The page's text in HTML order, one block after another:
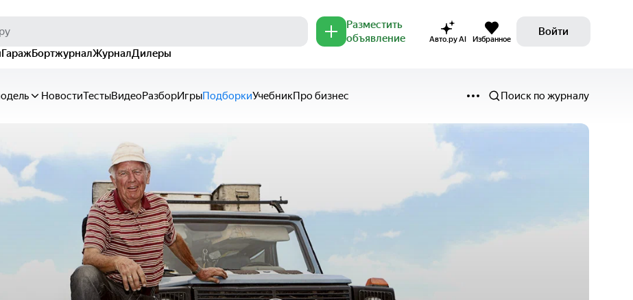
Разместить
объявление
Авто.ру AI Избранное
Войти
ГаражБортжурналЖурналДилеры
НовостиТестыВидеоРазборИгрыПодборкиУчебникПро бизнес Поиск по журналу